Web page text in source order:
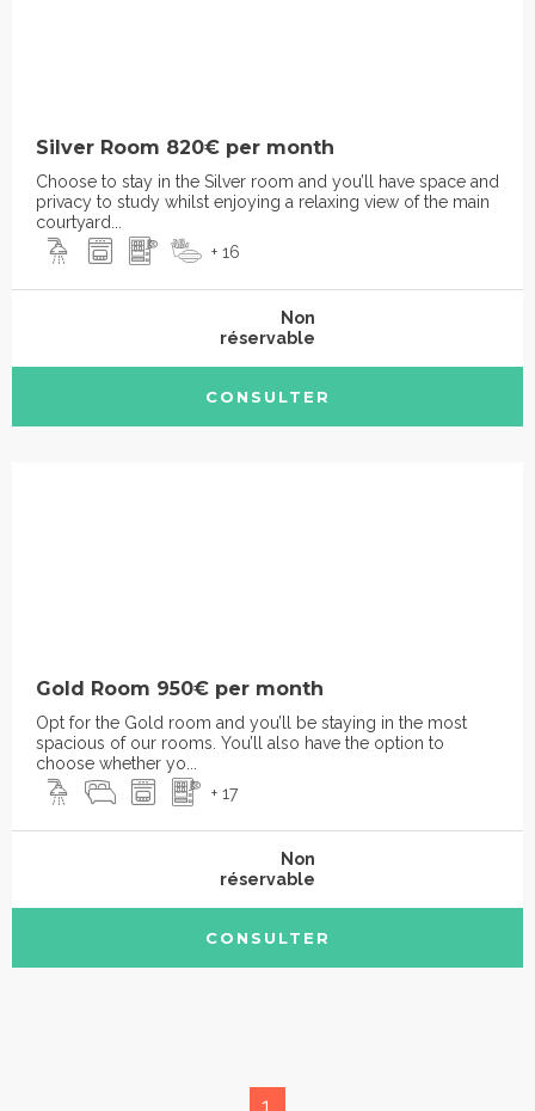
Silver Room 820€ per month
Choose to stay in the Silver room and you’ll have space and
privacy to study whilst enjoying a relaxing view of the main
courtyard...
+ 16
Non
réservable
CONSULTER
Gold Room 950€ per month
Opt for the Gold room and you’ll be staying in the most
spacious of our rooms. You’ll also have the option to
choose whether yo...
+ 17
Non
réservable
CONSULTER
1